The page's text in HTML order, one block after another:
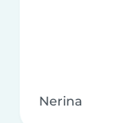
Nerina